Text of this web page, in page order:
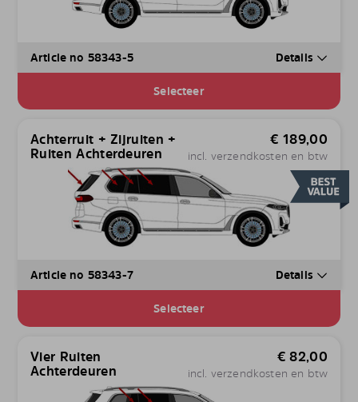
Article no 58343-5 Details
Selecteer
Achterruit + Zijruiten +
Ruiten Achterdeuren
€ 189,00
incl. verzendkosten en btw
Article no 58343-7 Details
Selecteer
Vier Ruiten
Achterdeuren
€ 82,00
incl. verzendkosten en btw